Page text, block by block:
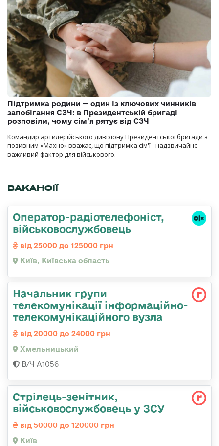
Підтримка родини — один із ключових чинників
запобігання СЗЧ: в Президентській бригаді
розповіли, чому сім’я рятує від СЗЧ
Командир артилерійського дивізіону Президентської бригади з
позивним «Махно» вважає, що підтримка сім'ї - надзвичайно
важливий фактор для військового.
ВАКАНСІЇ
Оператор-радіотелефоніст,
військовослужбовець
від 25000 до 125000 грн
Київ, Київська область
Начальник групи
телекомунікації інформаційно-
телекомунікаційного вузла
від 20000 до 24000 грн
Хмельницький
В/Ч А1056
Стрілець-зенітник,
військовослужбовець у ЗСУ
від 50000 до 120000 грн
Київ